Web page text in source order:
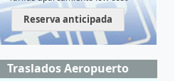
Reserva anticipada
Traslados Aeropuerto